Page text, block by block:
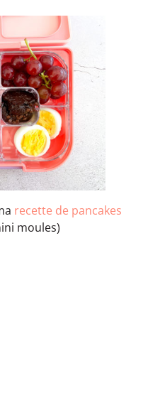
recette de pancakes
moules)